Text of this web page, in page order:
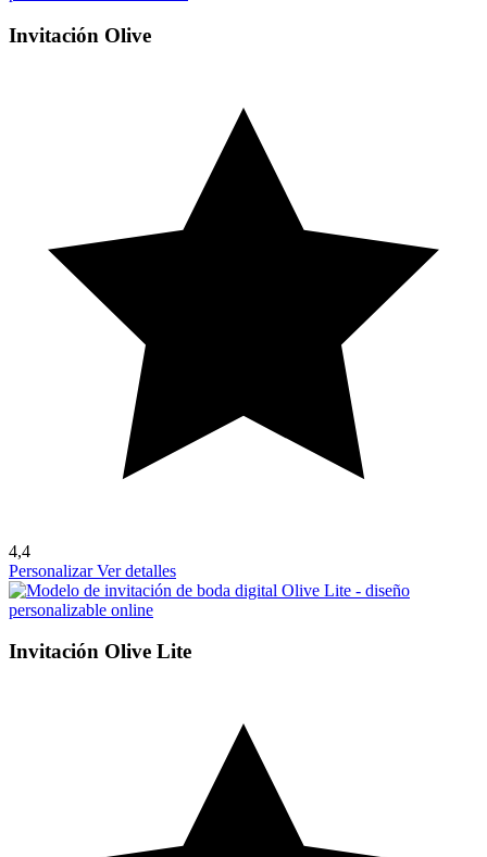
Invitación Olive
4,4
PersonalizarVer detalles
Invitación Olive Lite